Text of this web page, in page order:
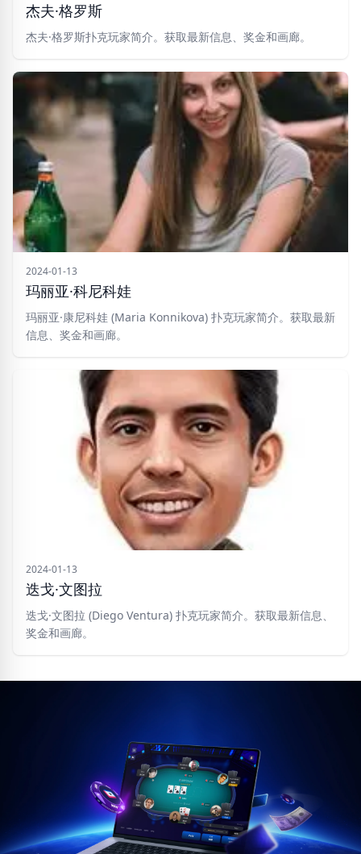
杰夫·格罗斯
杰夫·格罗斯扑克玩家简介。获取最新信息、奖金和画廊。
2024-01-13
玛丽亚·科尼科娃
玛丽亚·康尼科娃 (Maria Konnikova) 扑克玩家简介。获取最新
信息、奖金和画廊。
2024-01-13
迭戈·文图拉
迭戈·文图拉 (Diego Ventura) 扑克玩家简介。获取最新信息、
奖金和画廊。